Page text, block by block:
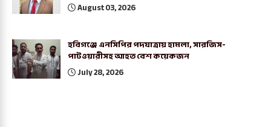
August 03, 2026
হবিগঞ্জে এনসিপির পদযাত্রায় হামলা, সারজিস-
পাটওয়ারীসহ আহত বেশ কয়েকজন
July 28, 2026